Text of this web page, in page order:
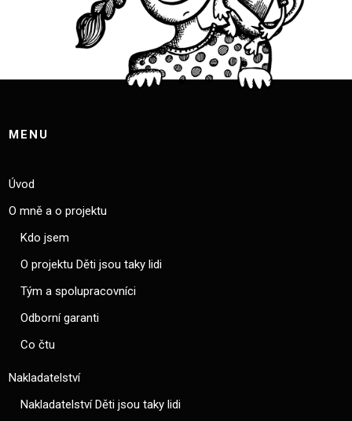
MENU
Úvod
O mně a o projektu
Kdo jsem
O projektu Děti jsou taky lidi
Tým a spolupracovníci
Odborní garanti
Co čtu
Nakladatelství
Nakladatelství Děti jsou taky lidi